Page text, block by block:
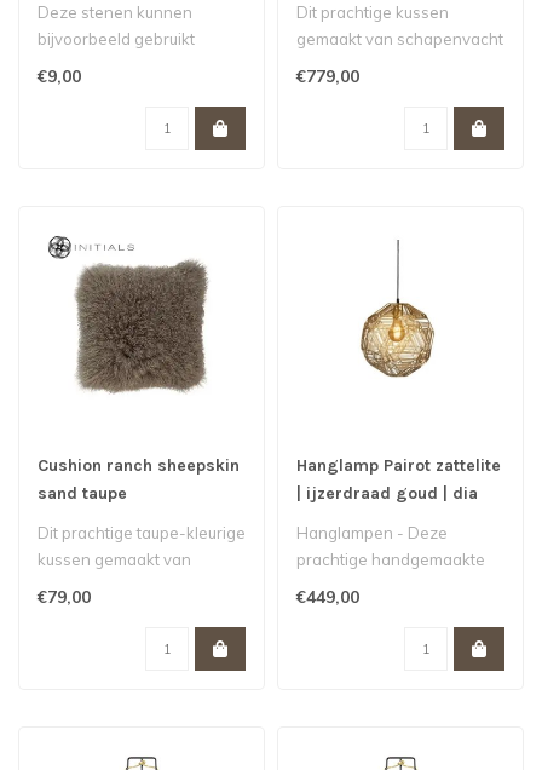
Deze stenen kunnen
bijvoorbeeld gebruikt
€9,00
Dit prachtige kussen
gemaakt van schapenvacht
€779,00
Cushion ranch sheepskin
sand taupe
Dit prachtige taupe-kleurige
kussen gemaakt van
€79,00
Hanglamp Pairot zattelite
| ijzerdraad goud | dia
Hanglampen - Deze
prachtige handgemaakte
€449,00